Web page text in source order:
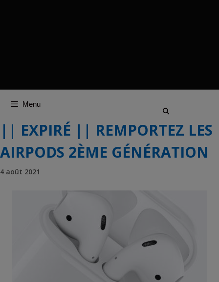
Menu
|| EXPIRÉ || REMPORTEZ LES
AIRPODS 2ÈME GÉNÉRATION
4 août 2021